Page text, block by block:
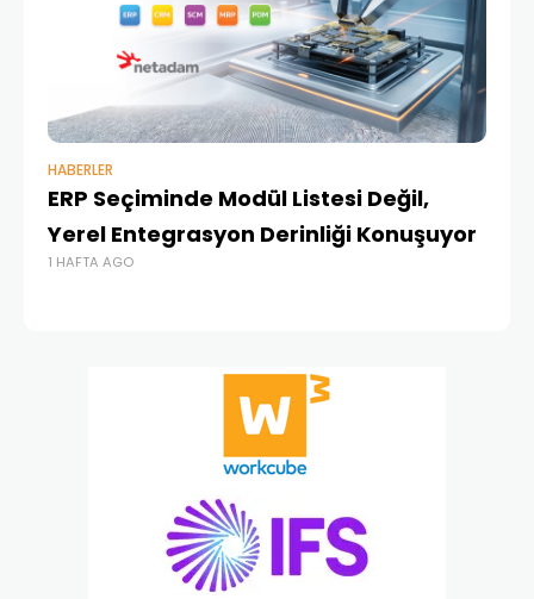
HABERLER
ERP Seçiminde Modül Listesi Değil,
Yerel Entegrasyon Derinliği Konuşuyor
1 HAFTA AGO